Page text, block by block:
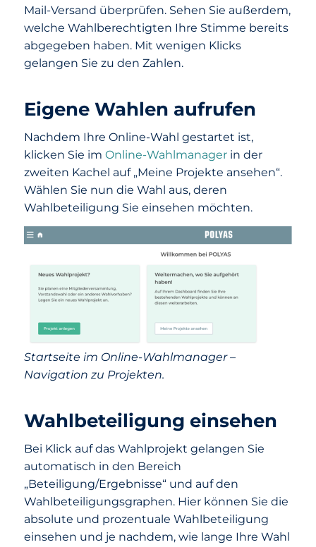
Mail-Versand überprüfen. Sehen Sie außerdem,
welche Wahlberechtigten Ihre Stimme bereits
abgegeben haben. Mit wenigen Klicks
gelangen Sie zu den Zahlen.
Eigene Wahlen aufrufen
Nachdem Ihre Online-Wahl gestartet ist,
klicken Sie im Online-Wahlmanagerin der
zweiten Kachel auf „Meine Projekte ansehen“.
Wählen Sie nun die Wahl aus, deren
Wahlbeteiligung Sie einsehen möchten.
Startseite im Online-Wahlmanager –
Navigation zu Projekten.
Wahlbeteiligung einsehen
Bei Klick auf das Wahlprojekt gelangen Sie
automatisch in den Bereich
„Beteiligung/Ergebnisse“ und auf den
Wahlbeteiligungsgraphen. Hier können Sie die
absolute und prozentuale Wahlbeteiligung
einsehen und je nachdem, wie lange Ihre Wahl